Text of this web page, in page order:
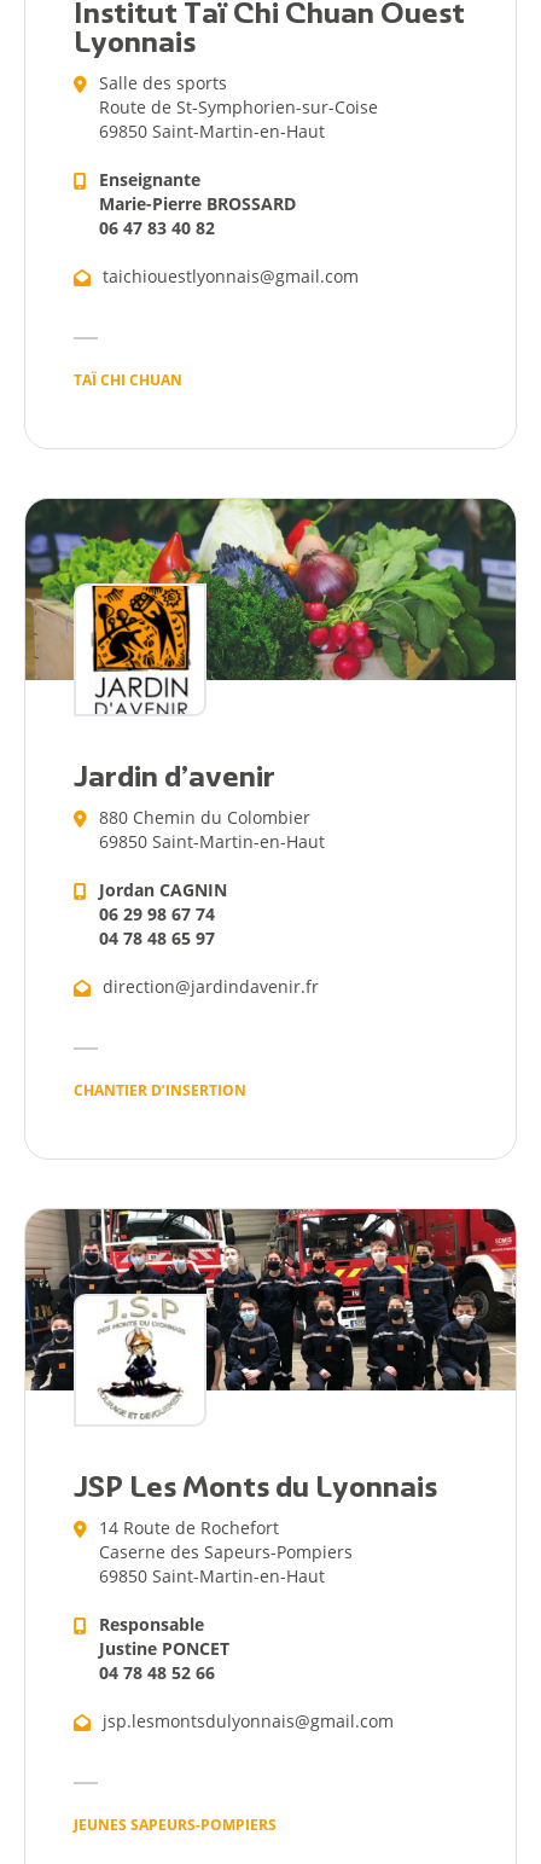
Institut Taï Chi Chuan Ouest
Lyonnais
Salle des sports
Route de St-Symphorien-sur-Coise
69850 Saint-Martin-en-Haut
Enseignante
Marie-Pierre BROSSARD
06 47 83 40 82
taichiouestlyonnais@gmail.com
TAÏ CHI CHUAN
Jardin d’avenir
880 Chemin du Colombier
69850 Saint-Martin-en-Haut
Jordan CAGNIN
06 29 98 67 74
04 78 48 65 97
direction@jardindavenir.fr
CHANTIER D’INSERTION
JSP Les Monts du Lyonnais
14 Route de Rochefort
Caserne des Sapeurs-Pompiers
69850 Saint-Martin-en-Haut
Responsable
Justine PONCET
04 78 48 52 66
jsp.lesmontsdulyonnais@gmail.com
JEUNES SAPEURS-POMPIERS